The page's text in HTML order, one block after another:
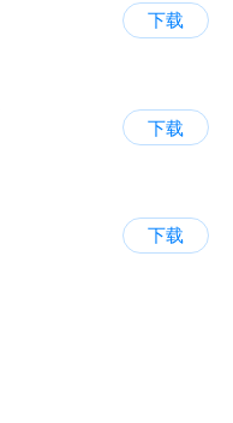
下载
下载
下载